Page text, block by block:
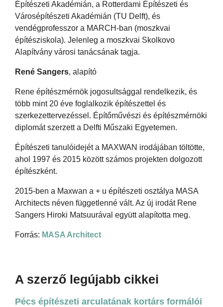
Építészeti Akadémián, a Rotterdami Építészeti és
Városépítészeti Akadémián (TU Delft), és
vendégprofesszor a MARCH-ban (moszkvai
építésziskola). Jelenleg a moszkvai Skolkovo
Alapítvány városi tanácsának tagja.
René Sangers, alapító
Rene építészmérnök jogosultsággal rendelkezik, és
több mint 20 éve foglalkozik építészettel és
szerkezettervezéssel. Építőművészi és építészmérnöki
diplomát szerzett a Delfti Műszaki Egyetemen.
Építészeti tanulóidejét a MAXWAN irodájában töltötte,
ahol 1997 és 2015 között számos projekten dolgozott
építészként.
2015-ben a Maxwan a + u építészeti osztálya MASA
Architects néven függetlenné vált. Az új irodát Rene
Sangers Hiroki Matsuurával együtt alapította meg.
Forrás: MASA Architect
A szerző legújabb cikkei
Pécs építészeti arculatának kortárs formálói